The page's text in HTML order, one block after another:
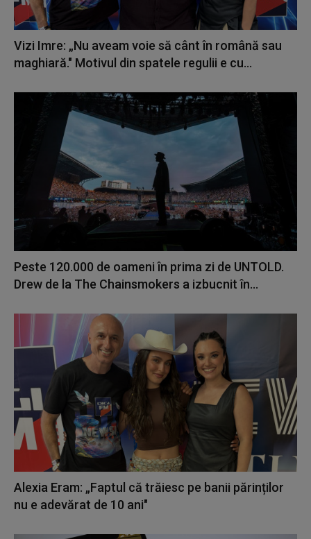
Vizi Imre: „Nu aveam voie să cânt în română sau
maghiară." Motivul din spatele regulii e cu...
Peste 120.000 de oameni în prima zi de UNTOLD.
Drew de la The Chainsmokers a izbucnit în...
Alexia Eram: „Faptul că trăiesc pe banii părinților
nu e adevărat de 10 ani"